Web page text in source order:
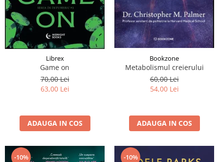
Librex
Game on
70,00 Lei
63,00 Lei
ADAUGA IN COS
Bookzone
Metabolismul creierului
60,00 Lei
54,00 Lei
ADAUGA IN COS
-10% -10%